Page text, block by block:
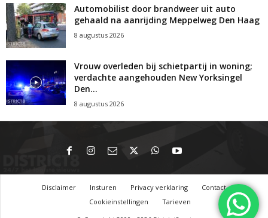
Automobilist door brandweer uit auto
gehaald na aanrijding Meppelweg Den Haag
8 augustus 2026
Vrouw overleden bij schietpartij in woning;
verdachte aangehouden New Yorksingel
Den...
8 augustus 2026
Disclaimer Insturen Privacy verklaring
Contact
Cookieinstellingen
Tarieven